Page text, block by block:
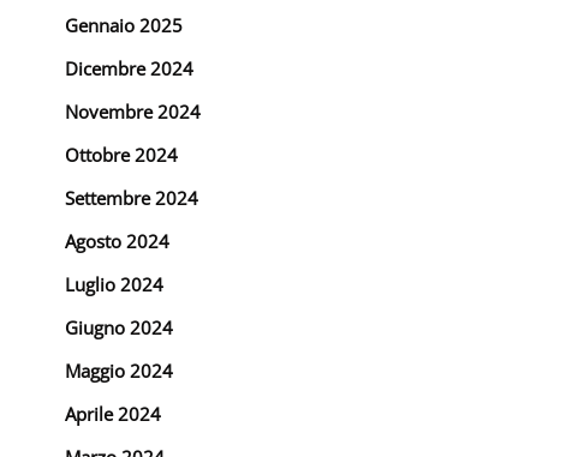
Gennaio 2025
Dicembre 2024
Novembre 2024
Ottobre 2024
Settembre 2024
Agosto 2024
Luglio 2024
Giugno 2024
Maggio 2024
Aprile 2024